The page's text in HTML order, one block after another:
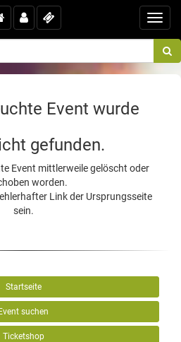
Event wurde
gefunden.
Event mittlerweile gelöscht oder
worden.
Link der Ursprungsseite
sein.
Startseite
suchen
Ticketshop